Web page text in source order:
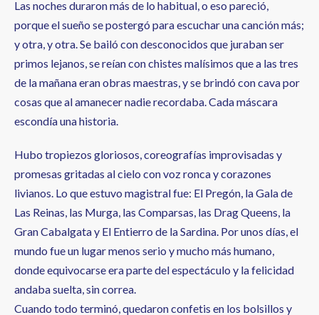
Las noches duraron más de lo habitual, o eso pareció,
porque el sueño se postergó para escuchar una canción más;
y otra, y otra. Se bailó con desconocidos que juraban ser
primos lejanos, se reían con chistes malísimos que a las tres
de la mañana eran obras maestras, y se brindó con cava por
cosas que al amanecer nadie recordaba. Cada máscara
escondía una historia.
Hubo tropiezos gloriosos, coreografías improvisadas y
promesas gritadas al cielo con voz ronca y corazones
livianos. Lo que estuvo magistral fue: El Pregón, la Gala de
Las Reinas, las Murga, las Comparsas, las Drag Queens, la
Gran Cabalgata y El Entierro de la Sardina. Por unos días, el
mundo fue un lugar menos serio y mucho más humano,
donde equivocarse era parte del espectáculo y la felicidad
andaba suelta, sin correa.
Cuando todo terminó, quedaron confetis en los bolsillos y